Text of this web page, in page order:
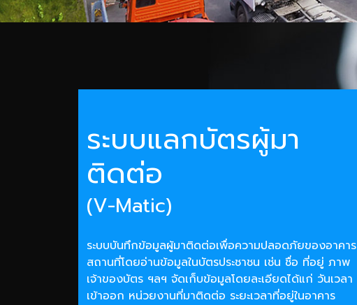
ระบบแลกบัตรผู้มา
ติดต่อ
(V-Matic)
ระบบบันทึกข้อมูลผู้มาติดต่อเพื่อความปลอดภัยของอาคาร
สถานที่โดยอ่านข้อมูลในบัตรประชาชน เช่น ชื่อ ที่อยู่ ภาพ
เจ้าของบัตร ฯลฯ จัดเก็บข้อมูลโดยละเอียดได้แก่ วันเวลา
เข้าออก หน่วยงานที่มาติดต่อ ระยะเวลาที่อยู่ในอาคาร